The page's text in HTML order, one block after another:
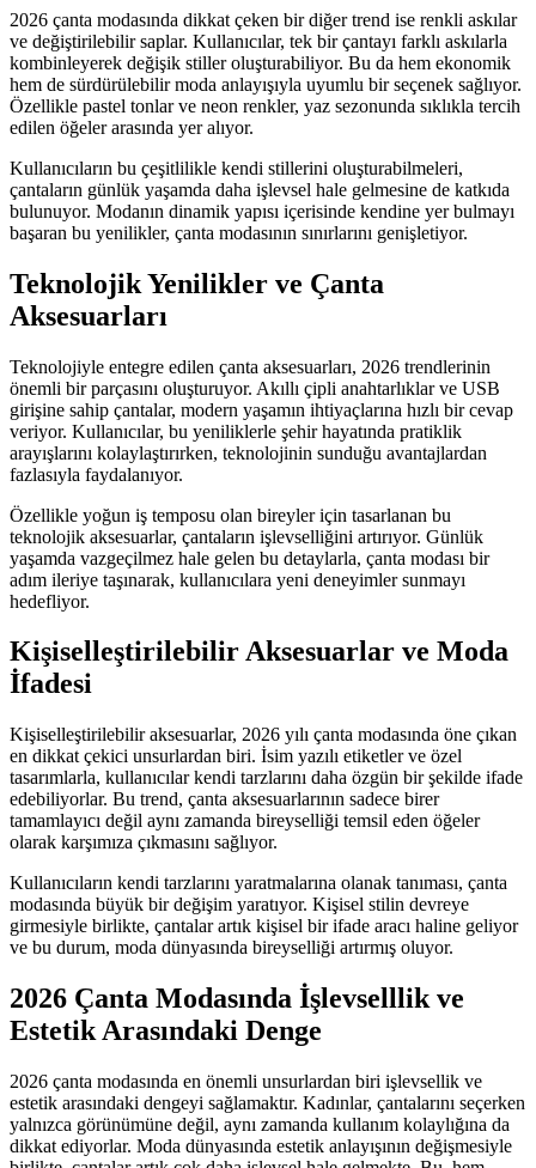
2026 çanta modasında dikkat çeken bir diğer trend ise renkli askılar
ve değiştirilebilir saplar. Kullanıcılar, tek bir çantayı farklı askılarla
kombinleyerek değişik stiller oluşturabiliyor. Bu da hem ekonomik
hem de sürdürülebilir moda anlayışıyla uyumlu bir seçenek sağlıyor.
Özellikle pastel tonlar ve neon renkler, yaz sezonunda sıklıkla tercih
edilen öğeler arasında yer alıyor.
Kullanıcıların bu çeşitlilikle kendi stillerini oluşturabilmeleri,
çantaların günlük yaşamda daha işlevsel hale gelmesine de katkıda
bulunuyor. Modanın dinamik yapısı içerisinde kendine yer bulmayı
başaran bu yenilikler, çanta modasının sınırlarını genişletiyor.
Teknolojik Yenilikler ve Çanta
Aksesuarları
Teknolojiyle entegre edilen çanta aksesuarları, 2026 trendlerinin
önemli bir parçasını oluşturuyor. Akıllı çipli anahtarlıklar ve USB
girişine sahip çantalar, modern yaşamın ihtiyaçlarına hızlı bir cevap
veriyor. Kullanıcılar, bu yeniliklerle şehir hayatında pratiklik
arayışlarını kolaylaştırırken, teknolojinin sunduğu avantajlardan
fazlasıyla faydalanıyor.
Özellikle yoğun iş temposu olan bireyler için tasarlanan bu
teknolojik aksesuarlar, çantaların işlevselliğini artırıyor. Günlük
yaşamda vazgeçilmez hale gelen bu detaylarla, çanta modası bir
adım ileriye taşınarak, kullanıcılara yeni deneyimler sunmayı
hedefliyor.
Kişiselleştirilebilir Aksesuarlar ve Moda
İfadesi
Kişiselleştirilebilir aksesuarlar, 2026 yılı çanta modasında öne çıkan
en dikkat çekici unsurlardan biri. İsim yazılı etiketler ve özel
tasarımlarla, kullanıcılar kendi tarzlarını daha özgün bir şekilde ifade
edebiliyorlar. Bu trend, çanta aksesuarlarının sadece birer
tamamlayıcı değil aynı zamanda bireyselliği temsil eden öğeler
olarak karşımıza çıkmasını sağlıyor.
Kullanıcıların kendi tarzlarını yaratmalarına olanak tanıması, çanta
modasında büyük bir değişim yaratıyor. Kişisel stilin devreye
girmesiyle birlikte, çantalar artık kişisel bir ifade aracı haline geliyor
ve bu durum, moda dünyasında bireyselliği artırmış oluyor.
2026 Çanta Modasında İşlevselllik ve
Estetik Arasındaki Denge
2026 çanta modasında en önemli unsurlardan biri işlevsellik ve
estetik arasındaki dengeyi sağlamaktır. Kadınlar, çantalarını seçerken
yalnızca görünümüne değil, aynı zamanda kullanım kolaylığına da
dikkat ediyorlar. Moda dünyasında estetik anlayışının değişmesiyle